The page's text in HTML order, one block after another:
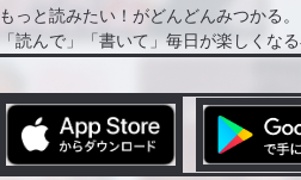
もっと読みたい！がどんどんみつかる。
「読んで」「書いて」毎日が楽しくな